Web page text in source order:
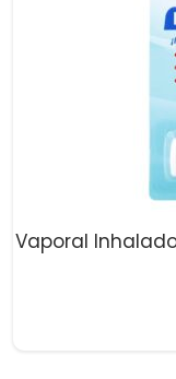
Vaporal